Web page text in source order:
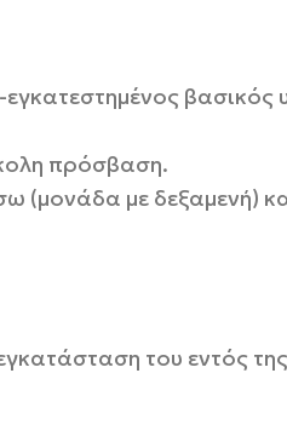
βασικός
πρόσβαση.
(μονάδα με δεξαμενή)
του εντός